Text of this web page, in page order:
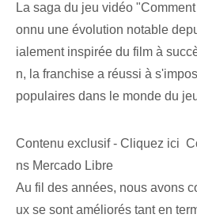
La saga du jeu vidéo
onnu une évolution notable
ialement inspirée du film à
n, la franchise a réussi à
populaires dans le monde du
Contenu exclusif - Cliquez ici
ns Mercado Libre
Au fil des années, nous avons
ux se sont améliorés tant en